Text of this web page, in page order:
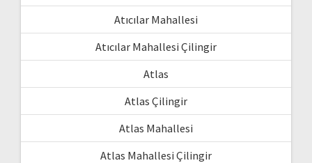
Atıcılar Mahallesi
Atıcılar Mahallesi Çilingir
Atlas
Atlas Çilingir
Atlas Mahallesi
Atlas Mahallesi Çilingir